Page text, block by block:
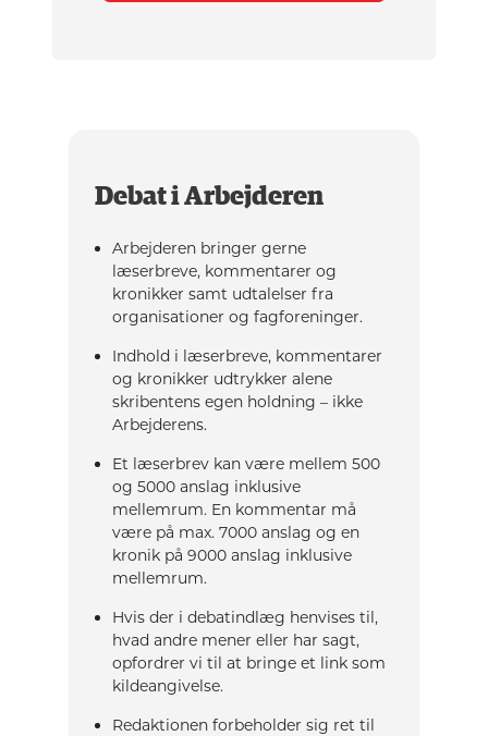
Debat i Arbejderen
Arbejderen bringer gerne
læserbreve, kommentarer og
kronikker samt udtalelser fra
organisationer og fagforeninger.
Indhold i læserbreve, kommentarer
og kronikker udtrykker alene
skribentens egen holdning – ikke
Arbejderens.
Et læserbrev kan være mellem 500
og 5000 anslag inklusive
mellemrum. En kommentar må
være på max. 7000 anslag og en
kronik på 9000 anslag inklusive
mellemrum.
Hvis der i debatindlæg henvises til,
hvad andre mener eller har sagt,
opfordrer vi til at bringe et link som
kildeangivelse.
Redaktionen forbeholder sig ret til